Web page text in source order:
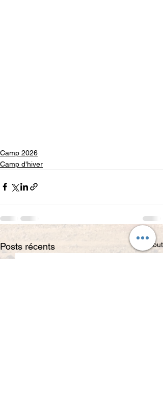
Camp 2026
Camp d'hiver
Posts récents Voir tout